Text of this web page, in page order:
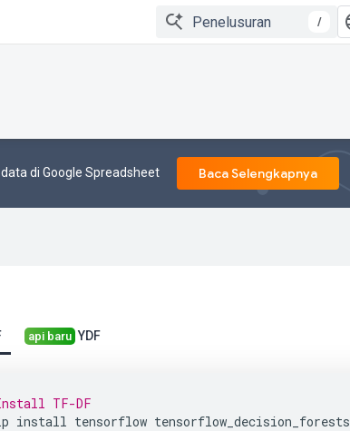
/
di Google Spreadsheet Baca Selengkapnya
TF-DF
install tensorflow tensorflow_decision_forests
api baru YDF